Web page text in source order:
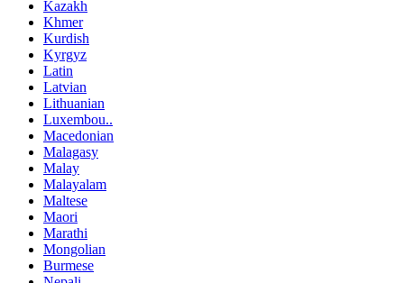
Kazakh
Khmer
Kurdish
Kyrgyz
Latin
Latvian
Lithuanian
Luxembou..
Macedonian
Malagasy
Malay
Malayalam
Maltese
Maori
Marathi
Mongolian
Burmese